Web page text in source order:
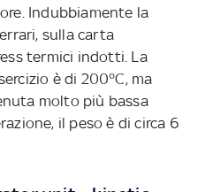
Indubbiamente la
sulla carta
termici indotti. La
è di 200°C, ma
molto più bassa
il peso è di circa 6